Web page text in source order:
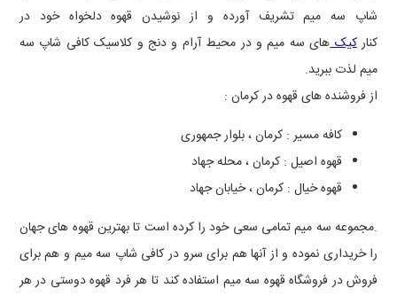
شاپ سه میم تشریف آورده و از نوشیدن قهوه دلخواه خود در
کنارکیکهای سه میم و در محیط آرام و دنج و کلاسیک کافی شاپ سه
میم لذت ببرید.
از فروشنده های قهوه در کرمان :
کافه مسیر : کرمان ، بلوار جمهوری
قهوه اصیل : کرمان ، محله جهاد
قهوه خیال : کرمان ، خیابان جهاد
.مجموعه سه میم تمامی سعی خود را کرده است تا بهترین قهوه های جهان
را خریداری نموده و از آنها هم برای سرو در کافی شاپ سه میم و هم برای
فروش در فروشگاه قهوه سه میم استفاده کند تا هر فرد قهوه دوستی در هر